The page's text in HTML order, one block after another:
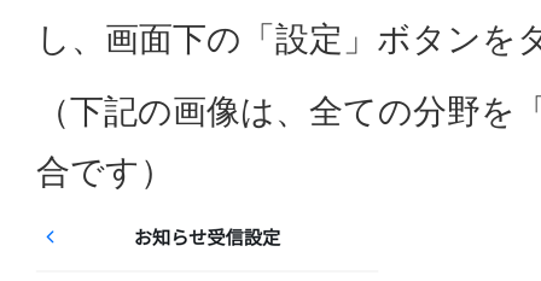
し、画面下の「設定」ボタンを
（下記の画像は、全ての分野を
合です）